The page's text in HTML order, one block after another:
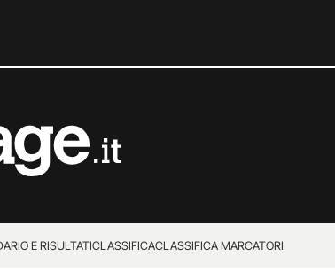
E RISULTATICLASSIFICACLASSIFICA MARCATORI